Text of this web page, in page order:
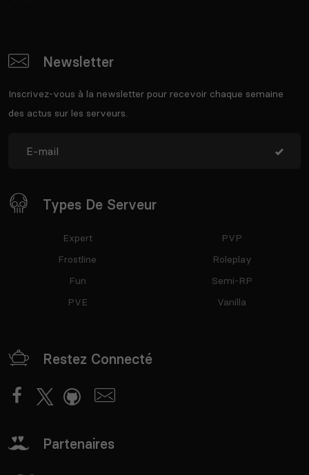
Newsletter
Inscrivez-vous à la newsletter pour recevoir chaque semaine
des actus sur les serveurs.
Types De Serveur
Expert
Frostline
Fun
PVE
PVP
Roleplay
Semi-RP
Vanilla
Restez Connecté
Partenaires